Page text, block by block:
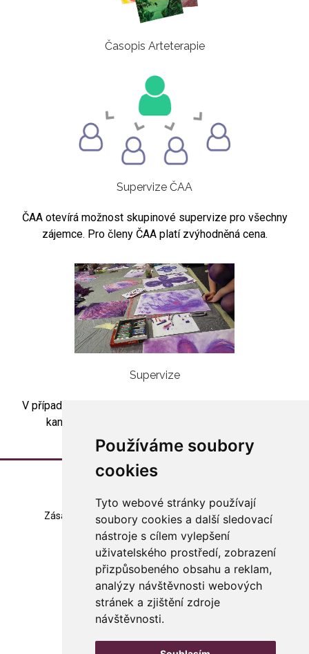
Používáme soubory
cookies
Tyto webové stránky používají
soubory cookies a další sledovací
nástroje s cílem vylepšení
uživatelského prostředí, zobrazení
přizpůsobeného obsahu a reklam,
analýzy návštěvnosti webových
stránek a zjištění zdroje
návštěvnosti.
Časopis Arteterapie
Supervize ČAA
ČAA otevírá možnost skupinové supervize pro všechny
zájemce. Pro členy ČAA platí zvýhodněná cena.
Supervize
V případě zájmu o skupinovou artesupervizi kontaktujte
kancelář asociace (
Zásady zpracování souborů cookie Mapa stránek
Změna nastavení
© 2023 Česká arteterapeutická asociace
všechna práva vyhrazena
Made with
in Czech rep.